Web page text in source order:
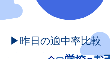
▶昨日の適中率比較